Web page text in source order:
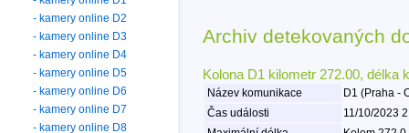
Archiv detekovaných
Kolona D1 kilometr 272.00, délka
Název komunikace
D1 (Praha -
Čas události
11/10/2023
- kamery online D2
- kamery online D3
- kamery online D4
- kamery online D5
- kamery online D6
- kamery online D7
- kamery online D8